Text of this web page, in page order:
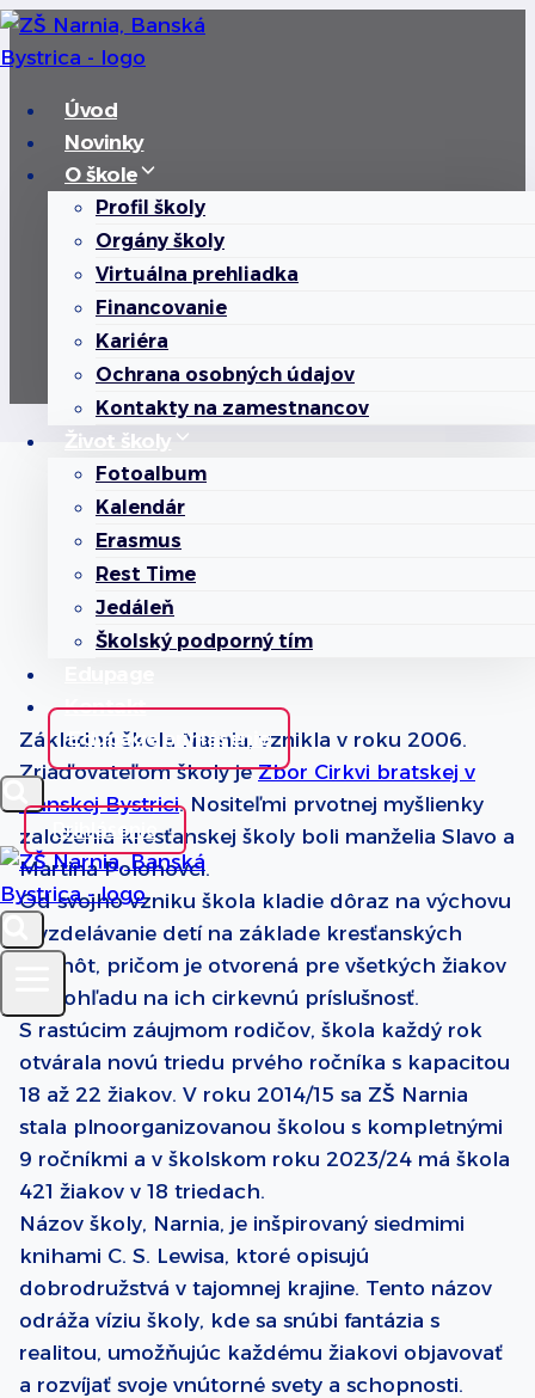
Skip
to
Úvod
Novinky
O škole
Profil školy
Orgány školy
Virtuálna prehliadka
Financovanie
Kariéra
Ochrana osobných údajov
Kontakty na zamestnancov
Život školy
Fotoalbum
Kalendár
Erasmus
Rest Time
Jedáleň
Školský podporný tím
Kontakt
Edupage prihlásenie
Prihlásenie
Kto sme
/ O škole / Profil školy
Profil školy
Kto sme
Vízia a misia školy
Vzdelávanie
Základná škola Narnia, vznikla v roku 2006.
Zriaďovateľom školy jeZbor Cirkvi bratskej v
Banskej Bystrici. Nositeľmi prvotnej myšlienky
založenia kresťanskej školy boli manželia Slavo a
Martina Polohovci.
Od svojho vzniku škola kladie dôraz na výchovu
a vzdelávanie detí na základe kresťanských
hodnôt, pričom je otvorená pre všetkých žiakov
bez ohľadu na ich cirkevnú príslušnosť.
S rastúcim záujmom rodičov, škola každý rok
otvárala novú triedu prvého ročníka s kapacitou
18 až 22 žiakov. V roku 2014/15 sa ZŠ Narnia
stala plnoorganizovanou školou s kompletnými
9 ročníkmi a v školskom roku 2023/24 má škola
421 žiakov v 18 triedach.
Názov školy, Narnia, je inšpirovaný siedmimi
knihami C. S. Lewisa, ktoré opisujú
dobrodružstvá v tajomnej krajine. Tento názov
odráža víziu školy, kde sa snúbi fantázia s
realitou, umožňujúc každému žiakovi objavovať
a rozvíjať svoje vnútorné svety a schopnosti.